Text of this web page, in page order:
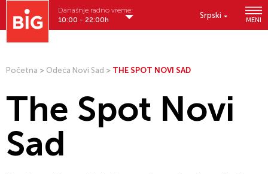
Srpski
MENI
Današnje radno vreme:
10:00 - 22:00h
Početna > Odeća Novi Sad > THE SPOT NOVI SAD
The Spot Novi
Sad